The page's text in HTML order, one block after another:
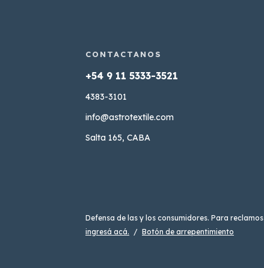
4383-3101
info@astrotextile.com
Salta 165, CABA
Defensa de las y los consumidores. Para reclamos
ingresá acá. / Botón de arrepentimiento